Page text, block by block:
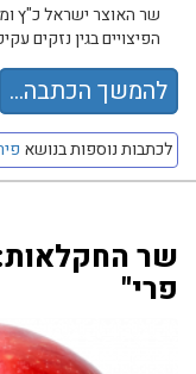
שר האוצר ישראל כ"ץ
הפיצויים בגין נזקים
להמשך הכתבה...
לכתבות נוספות בנושא
שר החקלאות:
פרי"